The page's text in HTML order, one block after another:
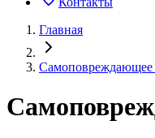
Главная
Самоповреждающее